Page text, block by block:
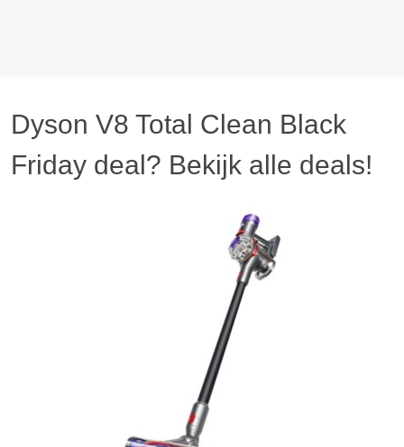
Dyson V8 Total Clean Black
Friday deal? Bekijk alle deals!